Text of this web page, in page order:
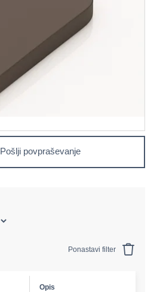
Pošlji povpraševanje
Ponastavi filter
Opis